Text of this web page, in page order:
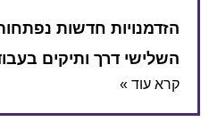
הזדמנויות חדשות
השלישי דרך ותיקים
קרא עוד »